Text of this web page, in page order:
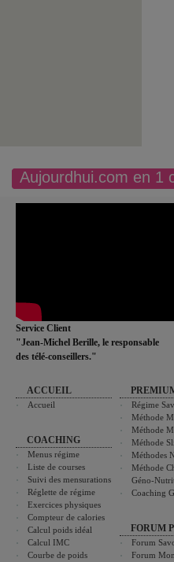
Aujourdhui.com en 1
Service Client
"Jean-Michel Berille, le responsable
des télé-conseillers."
ACCUEIL
Accueil
COACHING
Menus régime
Liste de courses
Suivi des mensurations
Réglette de régime
Exercices physiques
Compteur de calories
Calcul poids idéal
Calcul IMC
Courbe de poids
Régime
Méthode
Méthode
Méthode
Méthodes
Méthode
Géno-
Coaching
FORUM
Forum
Forum